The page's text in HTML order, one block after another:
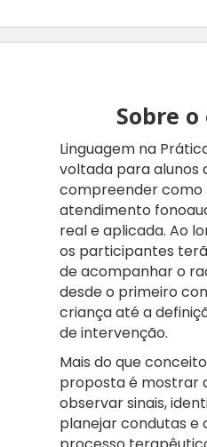
Sobre
Linguagem na
voltada para alunos
compreender como
atendimento
real e aplicada. Ao
os participantes
de acompanhar o
desde o primeiro
criança até a
de intervenção.
Mais do que
proposta é mostrar
observar sinais,
planejar condutas e